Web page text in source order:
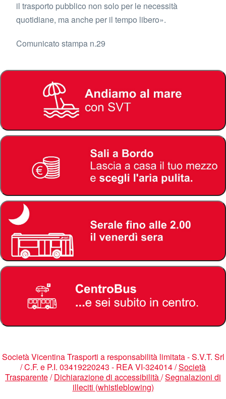
il trasporto pubblico non solo per le necessità
quotidiane, ma anche per il tempo libero».
Comunicato stampa n.29
Società Vicentina Trasporti a responsabilità limitata - S.V.T. Srl
/ C.F. e P.I. 03419220243 - REA VI-324014 /Società
Trasparente/Dichiarazione di accessibilità/Segnalazioni di
illeciti (whistleblowing)